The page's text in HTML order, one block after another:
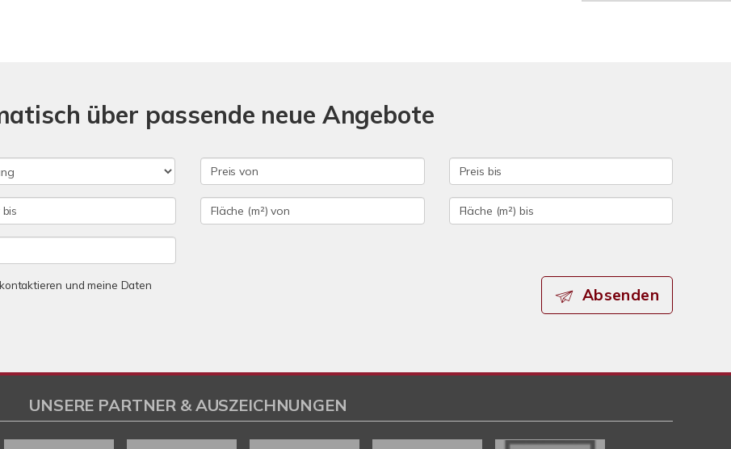
über passende neue Angebote
und meine Daten
Absenden
UNSERE PARTNER & AUSZEICHNUNGEN